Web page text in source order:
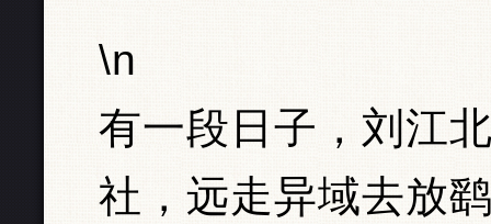
\n
有一段日子，刘江
社，远走异域去放